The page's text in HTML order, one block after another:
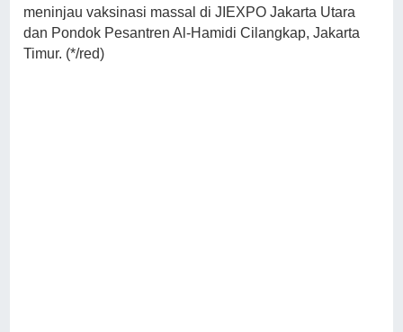
meninjau vaksinasi massal di JIEXPO Jakarta Utara
dan Pondok Pesantren Al-Hamidi Cilangkap, Jakarta
Timur. (*/red)